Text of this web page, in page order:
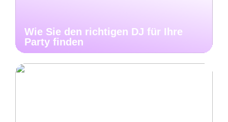
Wie Sie den richtigen DJ für Ihre
Party finden